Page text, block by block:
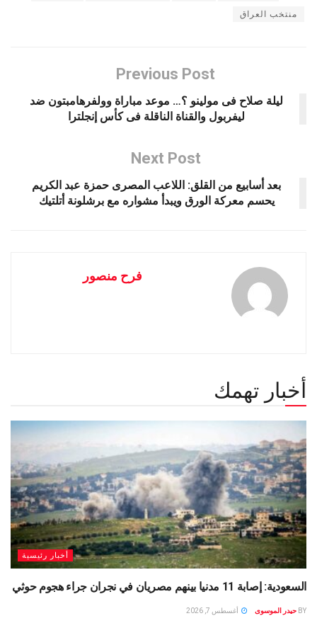
منتخب العراق
Previous Post
ليلة صلاح فى مولينو ؟… موعد مباراة وولفرهامبتون ضد
ليفربول والقناة الناقلة فى كأس إنجلترا
Next Post
بعد أسابيع من القلق: اللاعب المصرى حمزة عبد الكريم
يحسم معركة الورق ويبدأ مشواره مع برشلونة أتلتيك
فرح منصور
أخبار تهمك
أخبار رئيسية
السعودية: إصابة 11 مدنيا بينهم مصريان في نجران جراء هجوم حوثي
BY حيدر الموسوى أغسطس 7, 2026